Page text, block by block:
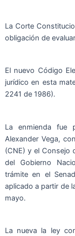
La Corte
obligación de
El nuevo Código
jurídico en esta
2241 de 1986).
La enmienda fue
Alexander Vega,
(CNE) y el Consejo
del Gobierno
trámite en el
aplicado a partir de
mayo.
La nueva la ley